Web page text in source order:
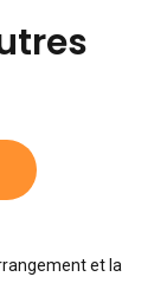
et la